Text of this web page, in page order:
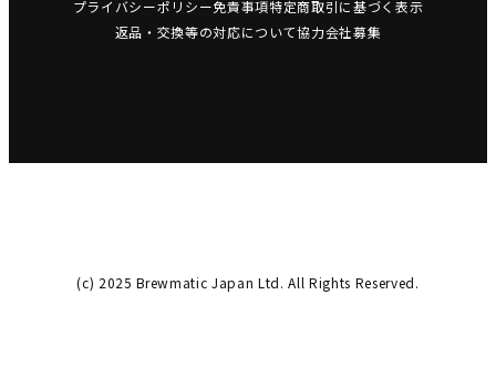
プライバシーポリシー免責事項特定商取引に基づく表示
返品・交換等の対応について協力会社募集
(c) 2025 Brewmatic Japan Ltd. All Rights Reserved.